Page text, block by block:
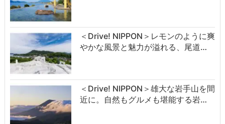
＜Drive! NIPPON＞レモンのように爽
やかな風景と魅力が溢れる、尾道…
＜Drive! NIPPON＞雄大な岩手山を間
近に。自然もグルメも堪能する岩…